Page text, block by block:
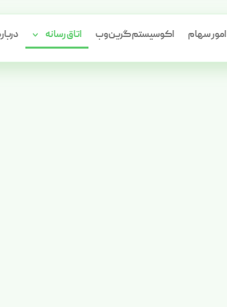
امور سهام اکوسیستم گرین‌وب اتاق رسانه